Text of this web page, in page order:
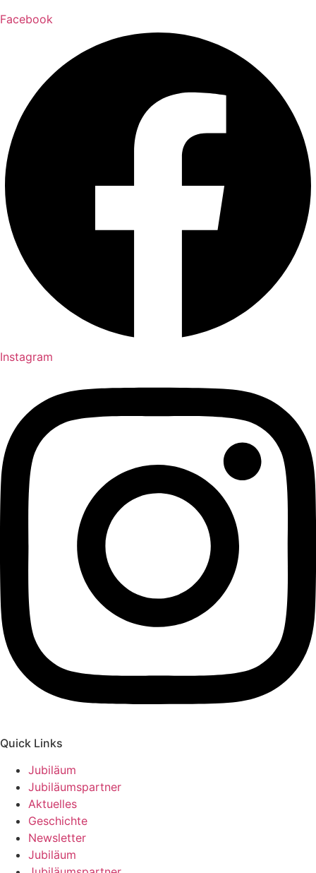
Facebook
Instagram
Quick Links
Jubiläum
Jubiläumspartner
Aktuelles
Geschichte
Newsletter
Jubiläum